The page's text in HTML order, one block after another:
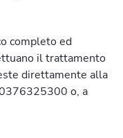
completo ed
il trattamento
direttamente alla
o, a